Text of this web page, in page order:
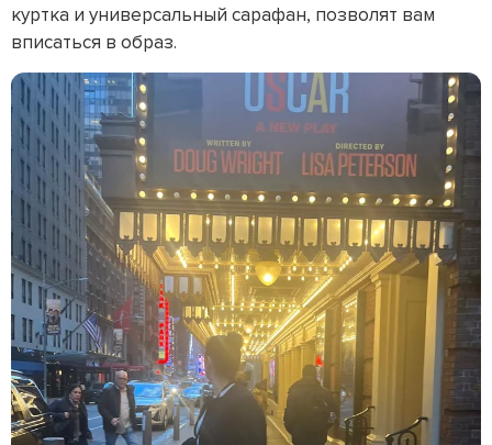
куртка и универсальный сарафан, позволят вам
вписаться в образ.